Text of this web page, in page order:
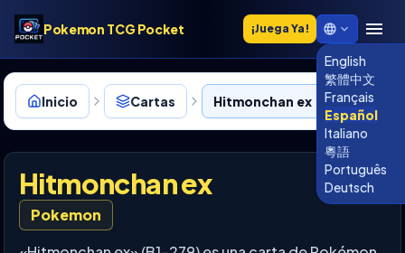
Pokemon TCG Pocket ¡Juega Ya!
English
繁體中文
Français
Español
Italiano
粵語
Português
Deutsch
Inicio Cartas Hitmonchan ex • B1-279
Hitmonchan ex
Pokemon